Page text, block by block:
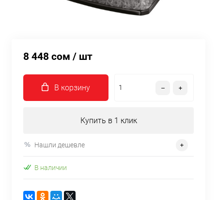
8 448 сом / шт
В корзину
Купить в 1 клик
Нашли дешевле
В наличии